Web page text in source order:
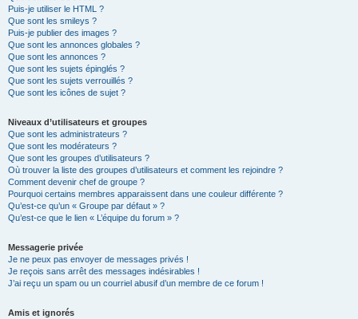
Puis-je utiliser le HTML ?
Que sont les smileys ?
Puis-je publier des images ?
Que sont les annonces globales ?
Que sont les annonces ?
Que sont les sujets épinglés ?
Que sont les sujets verrouillés ?
Que sont les icônes de sujet ?
Niveaux d’utilisateurs et groupes
Que sont les administrateurs ?
Que sont les modérateurs ?
Que sont les groupes d’utilisateurs ?
Où trouver la liste des groupes d’utilisateurs et comment les rejoindre ?
Comment devenir chef de groupe ?
Pourquoi certains membres apparaissent dans une couleur différente ?
Qu’est-ce qu’un « Groupe par défaut » ?
Qu’est-ce que le lien « L’équipe du forum » ?
Messagerie privée
Je ne peux pas envoyer de messages privés !
Je reçois sans arrêt des messages indésirables !
J’ai reçu un spam ou un courriel abusif d’un membre de ce forum !
Amis et ignorés